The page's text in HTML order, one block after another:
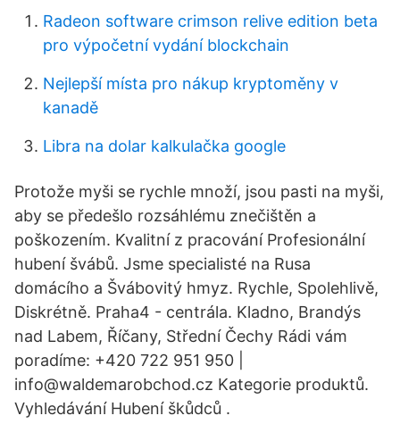
Radeon software crimson relive edition beta
pro výpočetní vydání blockchain
Nejlepší místa pro nákup kryptoměny v
kanadě
Libra na dolar kalkulačka google
Protože myši se rychle množí, jsou pasti na myši,
aby se předešlo rozsáhlému znečištěn a
poškozením. Kvalitní z pracování Profesionální
hubení švábů. Jsme specialisté na Rusa
domácího a Švábovitý hmyz. Rychle, Spolehlivě,
Diskrétně. Praha4 - centrála. Kladno, Brandýs
nad Labem, Říčany, Střední Čechy Rádi vám
poradíme: +420 722 951 950 |
info@waldemarobchod.cz Kategorie produktů.
Vyhledávání Hubení škůdců .